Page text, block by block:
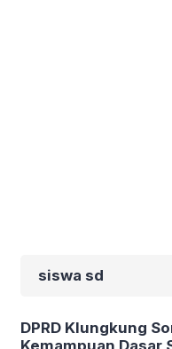
siswa sd
DPRD Klungkung